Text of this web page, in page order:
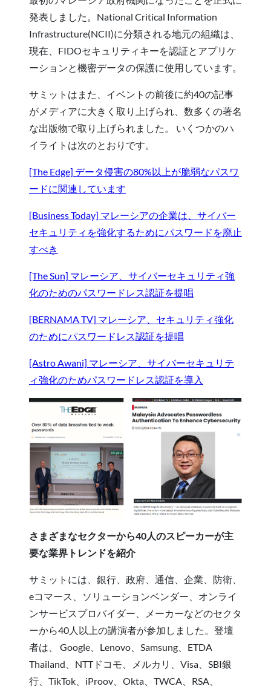
発表しました。National Critical Information
Infrastructure(NCII)に分類される地元の組織は、
現在、FIDOセキュリティキーを認証とアプリケ
ーションと機密データの保護に使用しています。
サミットはまた、イベントの前後に約40の記事
がメディアに大きく取り上げられ、数多くの著名
な出版物で取り上げられました。 いくつかのハ
イライトは次のとおりです。
[The Edge] データ侵害の80%以上が脆弱なパスワ
ードに関連しています
[Business Today] マレーシアの企業は、サイバー
セキュリティを強化するためにパスワードを廃止
すべき
[The Sun] マレーシア、サイバーセキュリティ強
化のためのパスワードレス認証を提唱
[BERNAMA TV] マレーシア、セキュリティ強化
のためにパスワードレス認証を提唱
[Astro Awani] マレーシア、サイバーセキュリテ
ィ強化のためパスワードレス認証を導入
さまざまなセクターから40人のスピーカーが主
要な業界トレンドを紹介
サミットには、銀行、政府、通信、企業、防衛、
eコマース、ソリューションベンダー、オンライ
ンサービスプロバイダー、メーカーなどのセクタ
ーから40人以上の講演者が参加しました。登壇
者は、 Google、Lenovo、Samsung、ETDA
Thailand、NTTドコモ、メルカリ、Visa、SBI銀
行、TikTok、iProov、Okta、TWCA、RSA、